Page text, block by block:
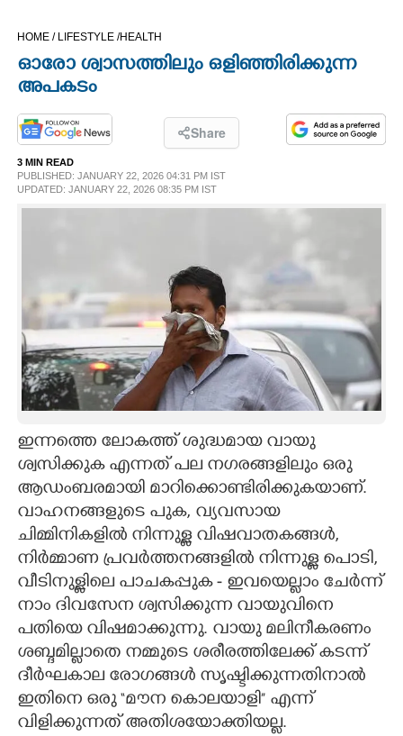
INFO+
ART
ASTRO
CARTOONS
LITERATURE
ZOOM
CONTACT US
HOME / LIFESTYLE /HEALTH
ഓരോ ശ്വാസത്തിലും ഒളിഞ്ഞിരിക്കുന്ന
അപകടം
Share
3 MIN READ
PUBLISHED: JANUARY 22, 2026 04:31 PM IST
UPDATED: JANUARY 22, 2026 08:35 PM IST
ഇന്നത്തെ ലോകത്ത് ശുദ്ധമായ വായു
ശ്വസിക്കുക എന്നത് പല നഗരങ്ങളിലും ഒരു
ആഡംബരമായി മാറിക്കൊണ്ടിരിക്കുകയാണ്.
വാഹനങ്ങളുടെ പുക, വ്യവസായ
ചിമ്മിനികളില്‍ നിന്നുള്ള വിഷവാതകങ്ങള്‍,
നിര്‍മ്മാണ പ്രവര്‍ത്തനങ്ങളില്‍ നിന്നുള്ള പൊടി,
വീടിനുള്ളിലെ പാചകപ്പുക - ഇവയെല്ലാം ചേര്‍ന്ന്
നാം ദിവസേന ശ്വസിക്കുന്ന വായുവിനെ
പതിയെ വിഷമാക്കുന്നു. വായു മലിനീകരണം
ശബ്ദമില്ലാതെ നമ്മുടെ ശരീരത്തിലേക്ക് കടന്ന്
ദീര്‍ഘകാല രോഗങ്ങള്‍ സൃഷ്ടിക്കുന്നതിനാല്‍
ഇതിനെ ഒരു “മൗന കൊലയാളി” എന്ന്
വിളിക്കുന്നത് അതിശയോക്തിയല്ല.